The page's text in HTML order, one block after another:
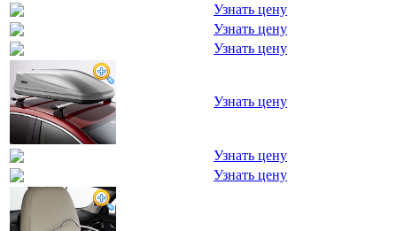
Узнать цену
Узнать цену
Узнать цену
Узнать цену
Узнать цену
Узнать цену